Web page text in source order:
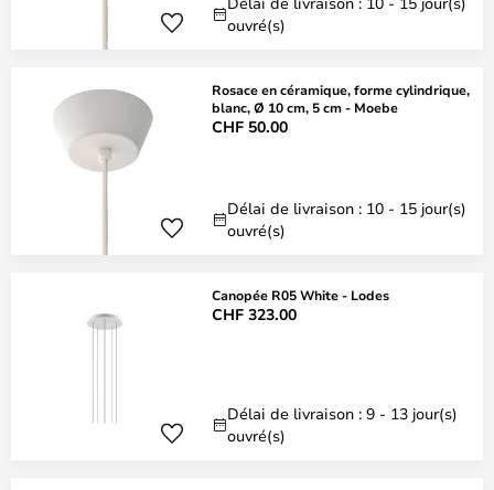
ouvré(s)
Rosace en céramique, forme cylindrique,
blanc, Ø 10 cm, 5 cm - Moebe
CHF 50.00
Délai de livraison : 10 - 15 jour(s)
ouvré(s)
Canopée R05 White - Lodes
CHF 323.00
Délai de livraison : 9 - 13 jour(s)
ouvré(s)